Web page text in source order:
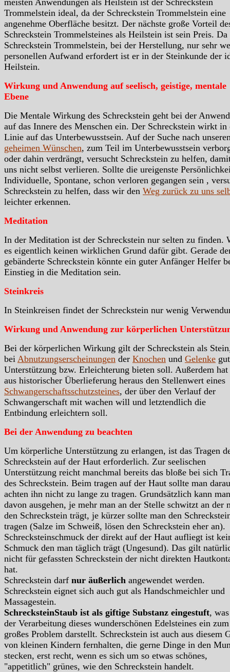
Trommelstein ideal, da der Schreckstein Trommelstein eine
angenehme Oberfläche besitzt. Der nächste große Vorteil
Schreckstein Trommelsteines als Heilstein ist sein Preis. Da
Schreckstein Trommelstein, bei der Herstellung, nur sehr
personellen Aufwand erfordert ist er in der Steinkunde der
Heilstein.
Wirkung und Anwendung auf seelisch, geistige, mentale
Ebene
Die Mentale Wirkung des Schreckstein geht bei der
auf das Innere des Menschen ein. Der Schreckstein wirkt in
Linie auf das Unterbewusstsein. Auf der Suche nach
geheimen Wünschen, zum Teil im Unterbewusstsein
oder dahin verdrängt, versucht Schreckstein zu helfen,
uns nicht selbst verlieren. Sollte die ureigenste
Individuelle, Spontane, schon verloren gegangen sein ,
Schreckstein zu helfen, dass wir den Weg zurück zu uns
leichter erkennen.
Meditation
In der Meditation ist der Schreckstein nur selten zu finden.
es eigentlich keinen wirklichen Grund dafür gibt. Gerade
gebänderte Schreckstein könnte ein guter Anfänger Helfer
Einstieg in die Meditation sein.
Steinkreis
In Steinkreisen findet der Schreckstein nur wenig
Wirkung und Anwendung zur körperlichen
Bei der körperlichen Wirkung gilt der Schreckstein als
bei Abnutzungserscheinungen der Knochen und Gelenke
Unterstützung bzw. Erleichterung bieten soll. Außerdem hat
aus historischer Überlieferung heraus den Stellenwert eines
Schwangerschaftsschutzsteines, der über den Verlauf der
Schwangerschaft mit wachen will und letztendlich die
Entbindung erleichtern soll.
Bei der Anwendung zu beachten
Um körperliche Unterstützung zu erlangen, ist das Tragen
Schreckstein auf der Haut erforderlich. Zur seelischen
Unterstützung reicht manchmal bereits das bloße bei sich
des Schreckstein. Beim tragen auf der Haut sollte man
achten ihn nicht zu lange zu tragen. Grundsätzlich kann man
davon ausgehen, je mehr man an der Stelle schwitzt an der
den Schreckstein trägt, je kürzer sollte man den
tragen (Salze im Schweiß, lösen den Schreckstein eher an).
Schrecksteinschmuck der direkt auf der Haut aufliegt ist
Schmuck den man täglich trägt (Ungesund). Das gilt
nicht für gefassten Schreckstein der nicht direkten
hat.
Schreckstein darf nur äußerlich angewendet werden.
Schreckstein eignet sich auch gut als Handschmeichler und
Massagestein.
SchrecksteinStaub ist als giftige Substanz eingestuft,
der Verarbeitung dieses wunderschönen Edelsteines ein
großes Problem darstellt. Schreckstein ist auch aus diesem
von kleinen Kindern fernhalten, die gerne Dinge in den
stecken, erst recht, wenn es sich um so etwas schönes,
"appetitlich" grünes, wie den Schreckstein handelt.